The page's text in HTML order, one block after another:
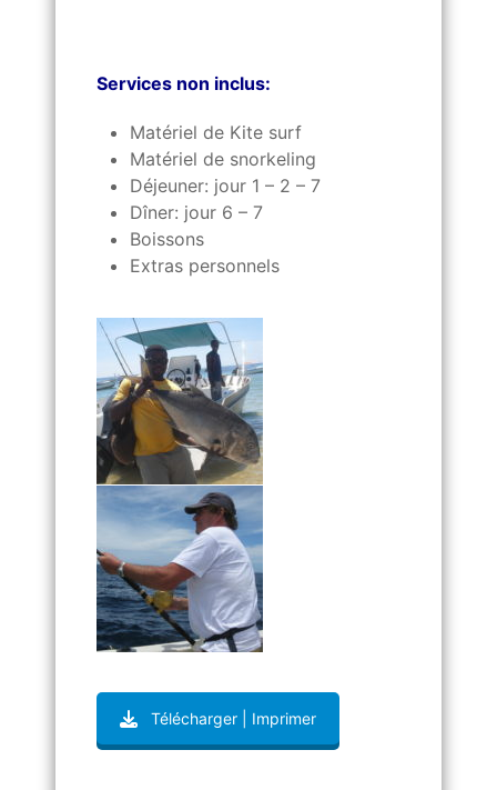
Services non inclus:
Matériel de Kite surf
Matériel de snorkeling
Déjeuner: jour 1 – 2 – 7
Dîner: jour 6 – 7
Boissons
Extras personnels
Télécharger | Imprimer